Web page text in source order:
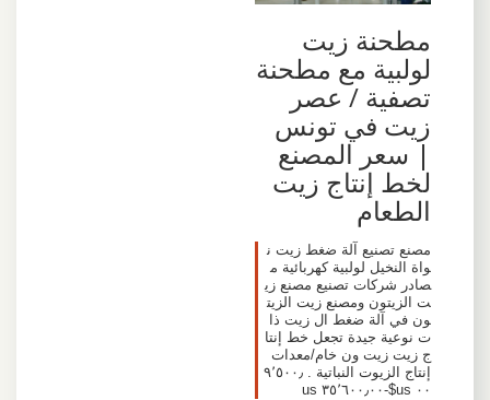
مطحنة زيت
لولبية مع مطحنة
تصفية / عصر
زيت في تونس
| سعر المصنع
لخط إنتاج زيت
الطعام
مصنع تصنيع آلة ضغط زيت ن
واة النخيل لولبية كهربائية م
صادر شركات تصنيع مصنع زي
ت الزيتون ومصنع زيت الزيت
ون في آلة ضغط ال زيت ذا
ت نوعية جيدة تجعل خط إنتا
ج زيت زيت ون خام/معدات
إنتاج الزيوت النباتية . ٩٬٥٠٠٫
٠٠ us$-٣٥٬٦٠٠٫٠٠ us